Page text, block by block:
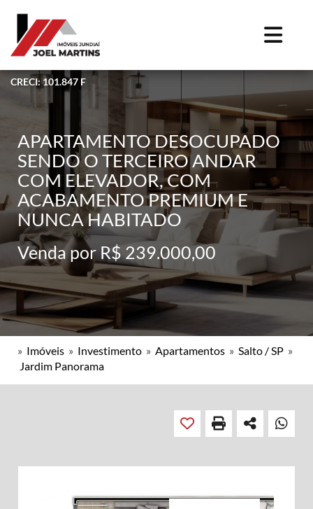
CRECI: 101.847 F
APARTAMENTO DESOCUPADO
SENDO O TERCEIRO ANDAR
COM ELEVADOR, COM
ACABAMENTO PREMIUM E
NUNCA HABITADO
Venda por R$ 239.000,00
» Imóveis » Investimento » Apartamentos » Salto / SP »
Jardim Panorama